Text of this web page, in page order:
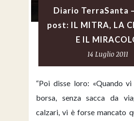
Diario TerraSanta
post: IL MITRA, LA
E IL
14 Luglio 2011
“Poi disse loro: «Quando vi
borsa, senza sacca da
calzari, vi è forse mancato